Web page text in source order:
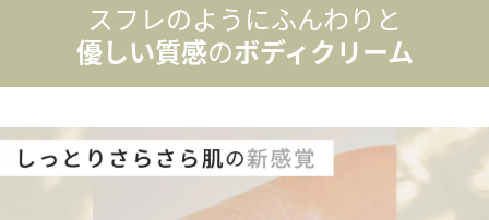
スフレのようにふんわりと
優しい質感のボディクリーム